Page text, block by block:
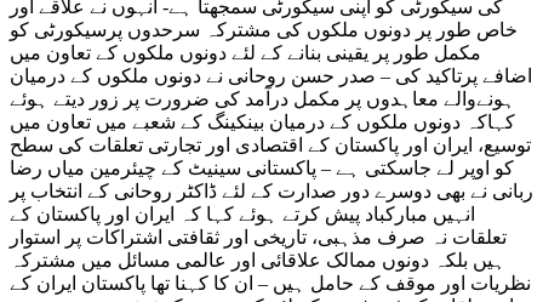
کی سیکورٹی کو اپنی سیکورٹی سمجھتا ہے- انہوں نے علاقے اور
خاص طور پر دونوں ملکوں کی مشترکہ سرحدوں پرسیکورٹی کو
مکمل طور پر یقینی بنانے کے لئے دونوں ملکوں کے تعاون میں
اضافے پرتاکید کی – صدر حسن روحانی نے دونوں ملکوں کے درمیان
ہونےوالے معاہدوں پر مکمل درآمد کی ضرورت پر زور دیتے ہوئے
کہاکہ دونوں ملکوں کے درمیان بینکینگ کے شعبے میں تعاون میں
توسیع، ایران اور پاکستان کے اقتصادی اور تجارتی تعلقات کی سطح
کو اوپر لے جاسکتی ہے – پاکستانی سینیٹ کے چیئرمین میاں رضا
ربانی نے بھی دوسرے دور صدارت کے لئے ڈاکٹر روحانی کے انتخاب پر
انہیں مبارکباد پیش کرتے ہوئے کہا کہ ایران اور پاکستان کے
تعلقات نہ صرف مذہبی، تاریخی اور ثقافتی اشتراکات پر استوار
ہیں بلکہ دونوں ممالک علاقائی اور عالمی مسائل میں مشترکہ
نظریات اور موقف کے حامل ہیں – ان کا کہنا تھا پاکستان ایران کے